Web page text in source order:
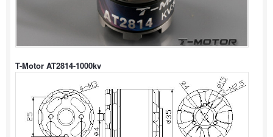
T-Motor AT2814-1000kv